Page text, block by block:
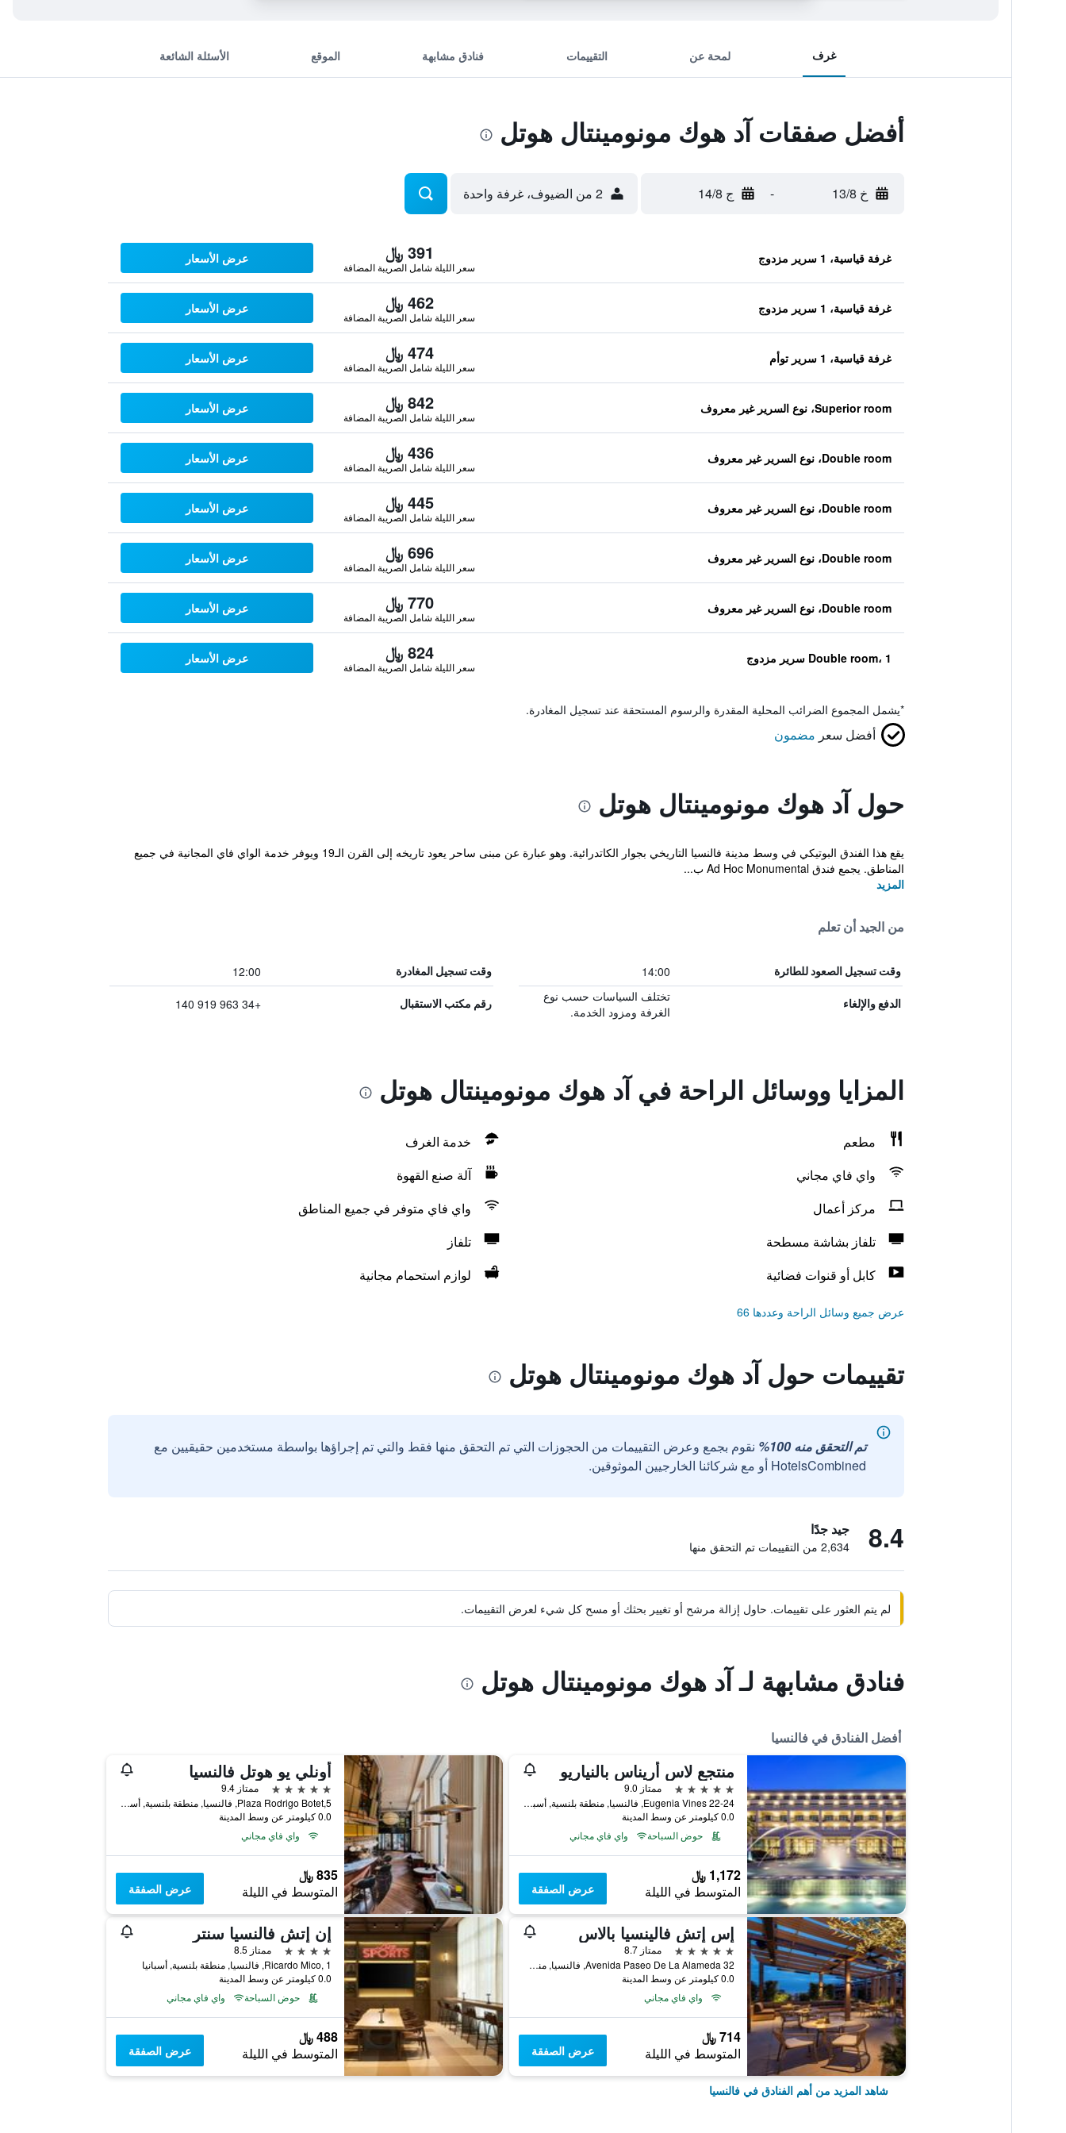
غرف لمحة عن التقييمات فنادق مشابهة الموقع الأسئلة الشائعة
أفضل صفقات آد هوك مونومينتال هوتل
خ 13/8 - ج 14/8 2 من الضيوف، غرفة واحدة
غرفة قياسية، 1 سرير مزدوج 391 ﷼
سعر الليلة شامل الصريبة المضافة
عرض الأسعار
غرفة قياسية، 1 سرير مزدوج 462 ﷼
سعر الليلة شامل الصريبة المضافة
عرض الأسعار
غرفة قياسية، 1 سرير توأم 474 ﷼
سعر الليلة شامل الصريبة المضافة
عرض الأسعار
Superior room، نوع السرير غير معروف 842 ﷼
سعر الليلة شامل الصريبة المضافة
عرض الأسعار
Double room، نوع السرير غير معروف 436 ﷼
سعر الليلة شامل الصريبة المضافة
عرض الأسعار
Double room، نوع السرير غير معروف 445 ﷼
سعر الليلة شامل الصريبة المضافة
عرض الأسعار
Double room، نوع السرير غير معروف 696 ﷼
سعر الليلة شامل الصريبة المضافة
عرض الأسعار
Double room، نوع السرير غير معروف 770 ﷼
سعر الليلة شامل الصريبة المضافة
عرض الأسعار
Double room، 1 سرير مزدوج 824 ﷼
سعر الليلة شامل الصريبة المضافة
عرض الأسعار
*يشمل المجموع الضرائب المحلية المقدرة والرسوم المستحقة عند تسجيل المغادرة.
أفضل سعر مضمون
حول آد هوك مونومينتال هوتل
يقع هذا الفندق البوتيكي في وسط مدينة فالنسيا التاريخي بجوار الكاتدرائية. وهو عبارة عن مبنى ساحر يعود تاريخه إلى القرن الـ19 ويوفر خدمة الواي فاي المجانية في جميع
المناطق. يجمع فندق Ad Hoc Monumental ب...
المزيد
من الجيد أن تعلم
وقت تسجيل الصعود للطائرة 14:00 وقت تسجيل المغادرة 12:00
الدفع والإلغاء
تختلف السياسات حسب نوع
الغرفة ومزود الخدمة.
رقم مكتب الاستقبال +34 963 919 140
المزايا ووسائل الراحة في آد هوك مونومينتال هوتل
مطعم
خدمة الغرف
واي فاي مجاني
آلة صنع القهوة
مركز أعمال
واي فاي متوفر في جميع المناطق
تلفاز بشاشة مسطحة
تلفاز
كابل أو قنوات فضائية
لوازم استحمام مجانية
عرض جميع وسائل الراحة وعددها 66
تقييمات حول آد هوك مونومينتال هوتل
تم التحقق منه 100%
نقوم بجمع وعرض التقييمات من الحجوزات التي تم التحقق منها فقط والتي تم إجراؤها بواسطة مستخدمين حقيقيين مع
HotelsCombined أو مع شركائنا الخارجيين الموثوقين.
8.4 جيد جدًا
2,634 من التقييمات تم التحقق منها
لم يتم العثور على تقييمات. حاول إزالة مرشح أو تغيير بحثك أو مسح كل شيء لعرض التقييمات.
فنادق مشابهة لـ آد هوك مونومينتال هوتل
أفضل الفنادق في فالنسيا
منتجع لاس أريناس بالنياريو
5 نجوم
ممتاز 9.0
Eugenia Vines 22-24, فالنسيا, منطقة بلنسية, أسبانيا
0.0 كيلومتر عن وسط المدينة
حوض السباحة
واي فاي مجاني
1,172 ﷼
المتوسط في الليلة عرض الصفقة
أونلي يو هوتل فالنسيا
5 نجوم
ممتاز 9.4
Plaza Rodrigo Botet,5, فالنسيا, منطقة بلنسية, أسبانيا
0.0 كيلومتر عن وسط المدينة
واي فاي مجاني
835 ﷼
المتوسط في الليلة عرض الصفقة
إس إتش فالينسيا بالاس
5 نجوم
ممتاز 8.7
Avenida Paseo De La Alameda 32, فالنسيا, منطقة بلنسية, أسبانيا
0.0 كيلومتر عن وسط المدينة
واي فاي مجاني
714 ﷼
المتوسط في الليلة عرض الصفقة
إن إتش فالنسيا سنتر
4 نجوم
ممتاز 8.5
Ricardo Mico, 1, فالنسيا, منطقة بلنسية, أسبانيا
0.0 كيلومتر عن وسط المدينة
حوض السباحة
واي فاي مجاني
488 ﷼
المتوسط في الليلة عرض الصفقة
شاهد المزيد من أهم الفنادق في فالنسيا